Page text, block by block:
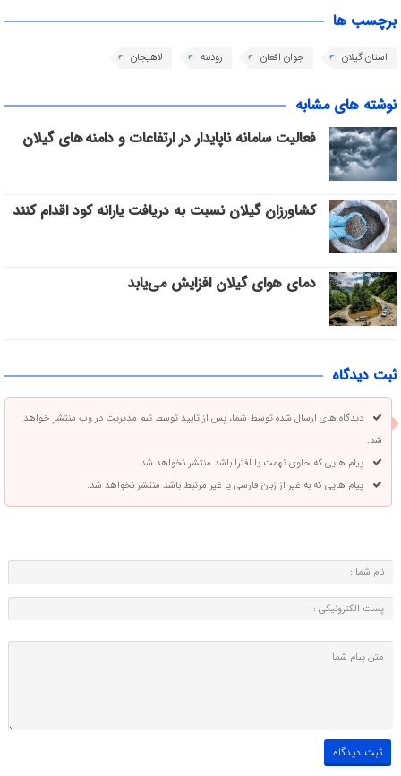
برچسب ها
استان گیلان جوان افغان رودبنه لاهیجان
نوشته های مشابه
فعالیت سامانه ناپایدار در ارتفاعات و دامنه های گیلان
کشاورزان گیلان نسبت به دریافت یارانه کود اقدام کنند
دمای هوای گیلان افزایش می‌یابد
ثبت دیدگاه
دیدگاه های ارسال شده توسط شما، پس از تایید توسط تیم مدیریت در وب منتشر خواهد
شد.
پیام هایی که حاوی تهمت یا افترا باشد منتشر نخواهد شد.
پیام هایی که به غیر از زبان فارسی یا غیر مرتبط باشد منتشر نخواهد شد.